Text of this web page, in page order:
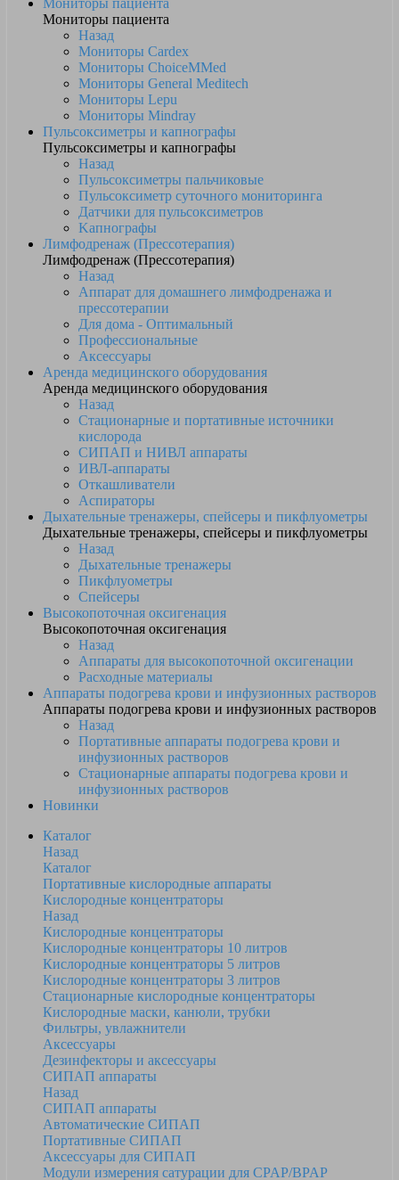
Мониторы пациента
Мониторы пациента
Назад
Мониторы Cardex
Мониторы ChoiceMMed
Мониторы General Meditech
Мониторы Lepu
Мониторы Mindray
Пульсоксиметры и капнографы
Пульсоксиметры и капнографы
Назад
Пульсоксиметры пальчиковые
Пульсоксиметр суточного мониторинга
Датчики для пульсоксиметров
Kапнографы
Лимфодренаж (Прессотерапия)
Лимфодренаж (Прессотерапия)
Назад
Аппарат для домашнего лимфодренажа и
прессотерапии
Для дома - Оптимальный
Профессиональные
Аксессуары
Аренда медицинского оборудования
Аренда медицинского оборудования
Назад
Стационарные и портативные источники
кислорода
СИПАП и НИВЛ аппараты
ИВЛ-аппараты
Откашливатели
Аспираторы
Дыхательные тренажеры, спейсеры и пикфлуометры
Дыхательные тренажеры, спейсеры и пикфлуометры
Назад
Дыхательные тренажеры
Пикфлуометры
Спейсеры
Высокопоточная оксигенация
Высокопоточная оксигенация
Назад
Аппараты для высокопоточной оксигенации
Расходные материалы
Аппараты подогрева крови и инфузионных растворов
Аппараты подогрева крови и инфузионных растворов
Назад
Портативные аппараты подогрева крови и
инфузионных растворов
Стационарные аппараты подогрева крови и
инфузионных растворов
Новинки
Каталог
Назад
Каталог
Портативные кислородные аппараты
Кислородные концентраторы
Назад
Кислородные концентраторы
Кислородные концентраторы 10 литров
Кислородные концентраторы 5 литров
Кислородные концентраторы 3 литров
Стационарные кислородные концентраторы
Кислородные маски, канюли, трубки
Фильтры, увлажнители
Аксессуары
Дезинфекторы и аксессуары
СИПАП аппараты
Назад
СИПАП аппараты
Автоматические СИПАП
Портативные СИПАП
Аксессуары для СИПАП
Модули измерения сатурации для CPAP/BPAP